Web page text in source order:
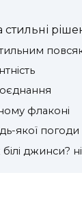
флаконі
якої погоди
джинси? ні,